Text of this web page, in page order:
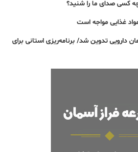
کسی صدای ما را شنید؟
غذایی مواجه است
دارویی تدوین شد/ برنامه‌ریزی استانی برای